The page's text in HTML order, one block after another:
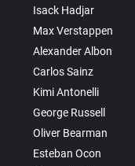
Isack Hadjar
Max Verstappen
Alexander Albon
Carlos Sainz
Kimi Antonelli
George Russell
Oliver Bearman
Esteban Ocon